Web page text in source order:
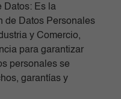
Datos: Es la
de Datos Personales
y Comercio,
para garantizar
personales se
garantías y